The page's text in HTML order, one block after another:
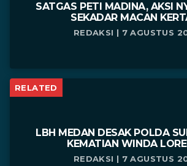
SATGAS PETI MADINA, AKSI
SEKADAR MACAN
REDAKSI | 7 AGUSTUS
RELATED
LBH MEDAN DESAK POLDA
KEMATIAN WINDA
REDAKSI | 7 AGUSTUS